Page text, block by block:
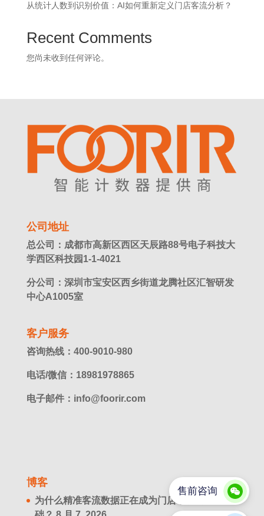
从统计人数到识别价值：AI如何重新定义门店客流分析？
Recent Comments
您尚未收到任何评论。
公司地址
总公司：成都市高新区西区天辰路88号电子科技大
学西区科技园1-1-4021
分公司：深圳市宝安区西乡街道龙腾社区汇智研发
中心A1005室
客户服务
咨询热线：400-9010-980
电话/微信：18981978865
电子邮件：info@foorir.com
博客
为什么精准客流数据正在成为门店增长的新基